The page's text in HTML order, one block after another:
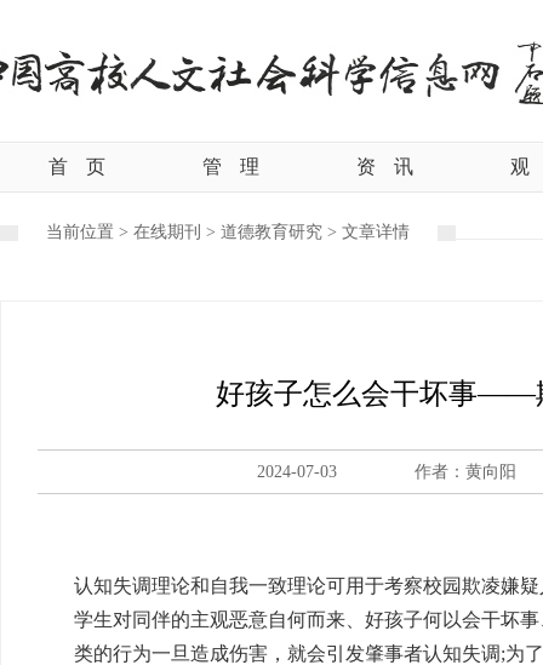
首 页 管 理 资 讯 观
当前位置 > 在线期刊 > 道德教育研究 > 文章详情
好孩子怎么会干坏事——
2024-07-03 作者：黄向阳
认知失调理论和自我一致理论可用于考察校园欺凌嫌
学生对同伴的主观恶意自何而来、好孩子何以会干坏
类的行为一旦造成伤害，就会引发肇事者认知失调;为